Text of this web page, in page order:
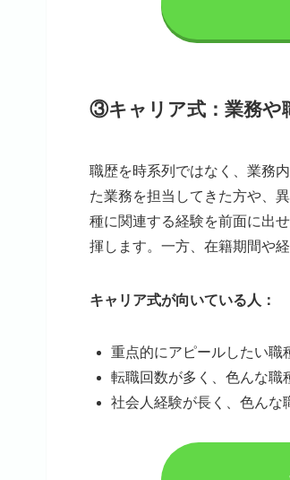
③キャリア式：業務や
職歴を時系列ではなく、業務
た業務を担当してきた方や、
種に関連する経験を前面に出
揮します。一方、在籍期間や
キャリア式が向いている人：
重点的にアピールしたい職
転職回数が多く、色んな職
社会人経験が長く、色んな